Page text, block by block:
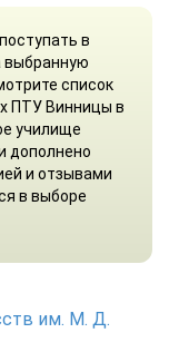
в
выбранную
список
ПТУ Винницы в
училище
дополнено
и отзывами
в выборе
им. М. Д.